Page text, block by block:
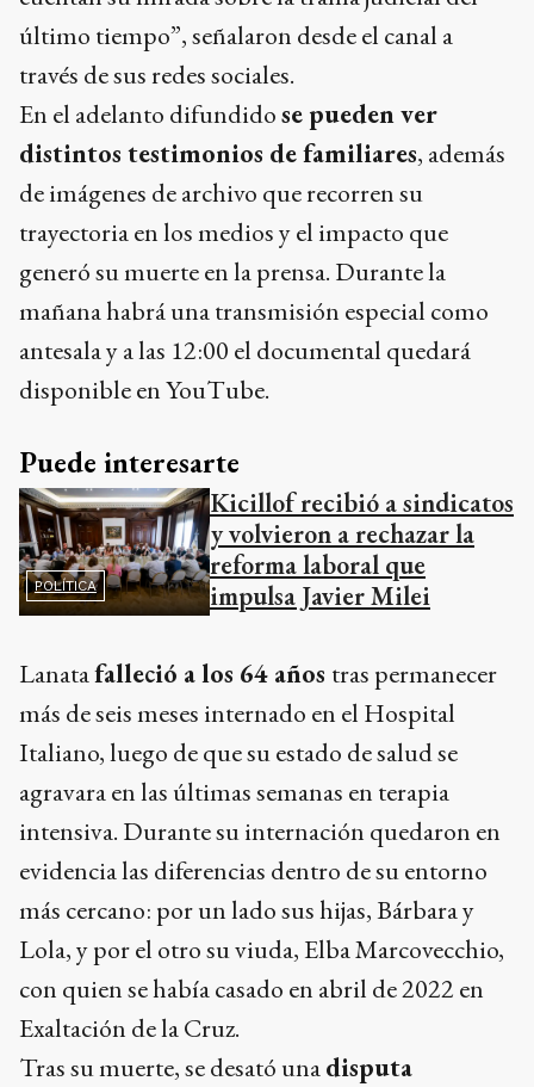
último tiempo”, señalaron desde el canal a
través de sus redes sociales.
En el adelanto difundidose pueden ver
distintos testimonios de familiares, además
de imágenes de archivo que recorren su
trayectoria en los medios y el impacto que
generó su muerte en la prensa. Durante la
mañana habrá una transmisión especial como
antesala y a las 12:00 el documental quedará
disponible en YouTube.
Puede interesarte
POLÍTICA
Kicillof recibió a sindicatos
y volvieron a rechazar la
reforma laboral que
impulsa Javier Milei
Lanatafalleció a los 64 años tras permanecer
más de seis meses internado en el Hospital
Italiano, luego de que su estado de salud se
agravara en las últimas semanas en terapia
intensiva. Durante su internación quedaron en
evidencia las diferencias dentro de su entorno
más cercano: por un lado sus hijas, Bárbara y
Lola, y por el otro su viuda, Elba Marcovecchio,
con quien se había casado en abril de 2022 en
Exaltación de la Cruz.
Tras su muerte, se desató unadisputa